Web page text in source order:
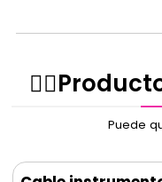
Cable:Fabricado con
Color:Textil
Puede